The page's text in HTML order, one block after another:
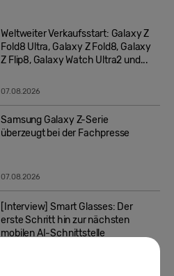
Weltweiter Verkaufsstart: Galaxy Z
Fold8 Ultra, Galaxy Z Fold8, Galaxy
Z Flip8, Galaxy Watch Ultra2 und...
07.08.2026
Samsung Galaxy Z-Serie
überzeugt bei der Fachpresse
07.08.2026
[Interview] Smart Glasses: Der
erste Schritt hin zur nächsten
mobilen AI-Schnittstelle